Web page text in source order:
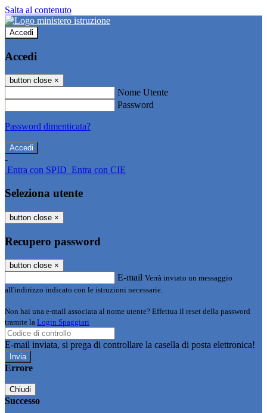
Salta al contenuto
Accedi
Accedi
button close ×
Nome Utente
Password
Password dimenticata?
-
Entra con SPID Entra con CIE
Seleziona utente
button close ×
Recupero password
button close ×
E-mail Verrà inviato un messaggio
all'indirizzo indicato con le istruzioni necessarie.
Non hai una e-mail associata al nome utente? Effettua il reset della password
tramite la Login Spaggiari
E-mail inviata, si prega di controllare la casella di posta elettronica!
Errore
Chiudi
Successo